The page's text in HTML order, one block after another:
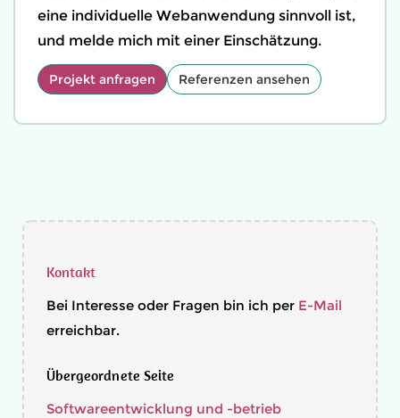
eine individuelle Webanwendung sinnvoll ist,
und melde mich mit einer Einschätzung.
Projekt anfragen Referenzen ansehen
Kontakt
Bei Interesse oder Fragen bin ich per E-Mail
erreichbar.
Übergeordnete Seite
Softwareentwicklung und -betrieb